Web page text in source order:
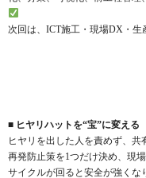
次回は、ICT施工・現場DX・生
■ ヒヤリハットを“宝”に変える
ヒヤリを出した人を責めず、共
再発防止策を1つだけ決め、現
サイクルが回ると安全が強くな